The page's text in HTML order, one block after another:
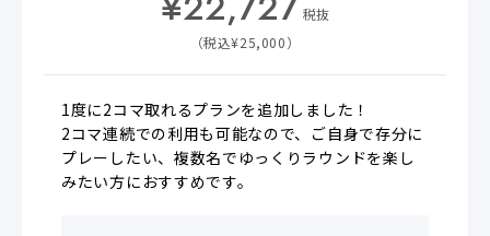
¥22,727 税抜
（税込¥25,000）
1度に2コマ取れるプランを追加しました！
2コマ連続での利用も可能なので、ご自身で存分に
プレーしたい、複数名でゆっくりラウンドを楽し
みたい方におすすめです。